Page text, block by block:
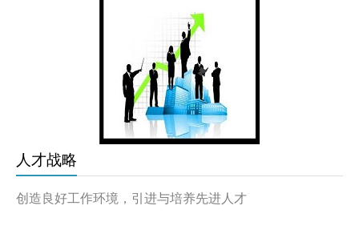
人才战略
创造良好工作环境，引 进与培养先进人才